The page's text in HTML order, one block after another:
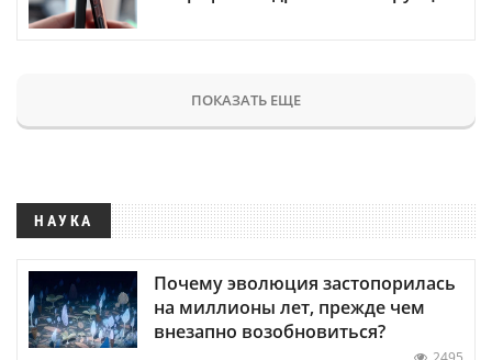
ПОКАЗАТЬ ЕЩЕ
НАУКА
Почему эволюция застопорилась
на миллионы лет, прежде чем
внезапно возобновиться?